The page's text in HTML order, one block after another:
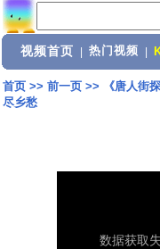
视频首页 热门视频
首页>> 前一页>>
《唐人街
尽乡愁